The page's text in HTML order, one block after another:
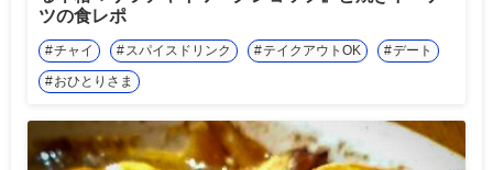
ツの食レポ
チャイ スパイスドリンク テイクアウトOK
デート
おひとりさま